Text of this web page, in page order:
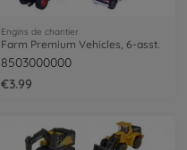
Engins de chantier
Farm Premium Vehicles, 6-asst.
8503000000
€3.99